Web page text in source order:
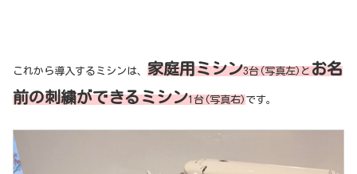
これから導入するミシンは、 家庭用ミシン3台(写真左)とお名
前の刺繍ができるミシン1台(写真右) です。